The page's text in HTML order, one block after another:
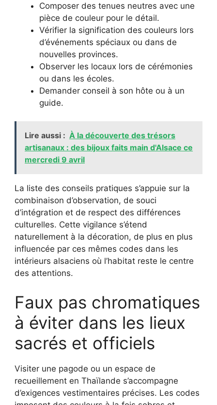
Composer des tenues neutres avec une
pièce de couleur pour le détail.
Vérifier la signification des couleurs lors
d’événements spéciaux ou dans de
nouvelles provinces.
Observer les locaux lors de cérémonies
ou dans les écoles.
Demander conseil à son hôte ou à un
guide.
Lire aussi : À la découverte des trésors
artisanaux : des bijoux faits main d'Alsace ce
mercredi 9 avril
La liste des conseils pratiques s’appuie sur la
combinaison d’observation, de souci
d’intégration et de respect des différences
culturelles. Cette vigilance s’étend
naturellement à la décoration, de plus en plus
influencée par ces mêmes codes dans les
intérieurs alsaciens où l’habitat reste le centre
des attentions.
Faux pas chromatiques
à éviter dans les lieux
sacrés et officiels
Visiter une pagode ou un espace de
recueillement en Thaïlande s’accompagne
d’exigences vestimentaires précises. Les codes